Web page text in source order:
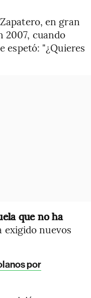
en gran
2007, cuando
espetó: "¿Quieres
que no ha
exigido nuevos
por